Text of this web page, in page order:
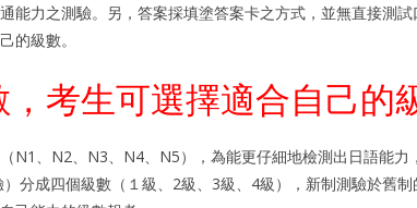
能力之測驗。另，答案採填塗答案卡之方式，並無直接測
的級數。
考生可選擇適合自己的
N1、N2、N3、N4、N5），為能更仔細地檢測出日語能力
分成四個級數（１級、2級、3級、4級），新制測驗於舊